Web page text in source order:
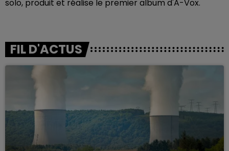
solo, produit et réalise le premier album d'A-Vox.
FIL D'ACTUS